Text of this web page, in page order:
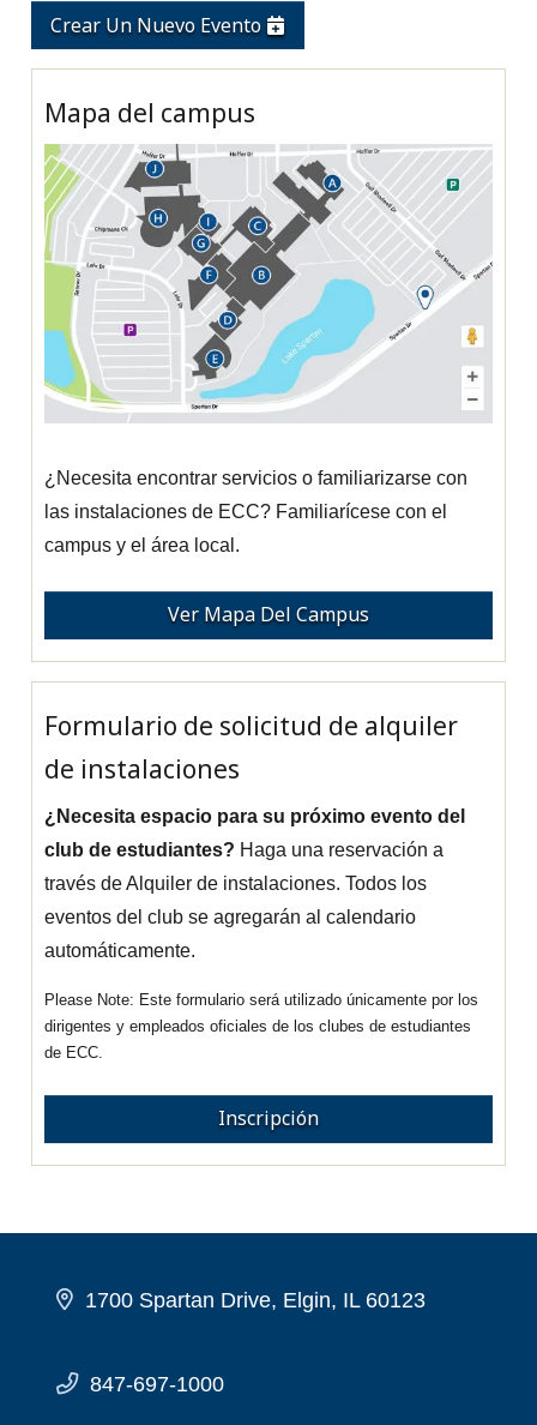
Crear Un Nuevo Evento
Mapa del campus
¿Necesita encontrar servicios o familiarizarse con
las instalaciones de ECC? Familiarícese con el
campus y el área local.
Ver Mapa Del Campus
Formulario de solicitud de alquiler
de instalaciones
¿Necesita espacio para su próximo evento del
club de estudiantes? Haga una reservación a
través de Alquiler de instalaciones. Todos los
eventos del club se agregarán al calendario
automáticamente.
Este formulario será utilizado únicamente por los
dirigentes y empleados oficiales de los clubes de estudiantes
de ECC.
Inscripción
1700 Spartan Drive, Elgin, IL 60123
847-697-1000